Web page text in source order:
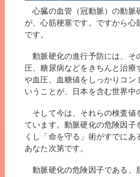
心臓の血管（冠動脈）の動脈
が、心筋梗塞です。ですから
です。
動脈硬化の進行予防には、そ
圧、糖尿病などをきちんと治
や血圧、血糖値をしっかりコン
いうことが、日本を含む世界
そして今は、それらの検査値
ています。動脈硬化の危険因
くし「命を守る」術がすでに
あなた次第です。
動脈硬化の危険因子である、